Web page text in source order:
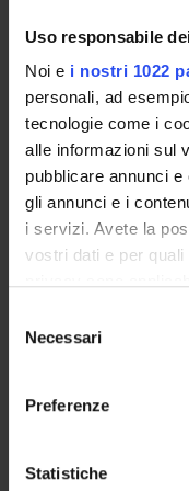
Uso responsabile
Noi e i nostri 1022
personali, ad
tecnologie come i
alle informazioni sul
pubblicare annunci
gli annunci e i
i servizi. Avete la
vostri dati e per
modificare o
momento dalla
raccogliere
delNecessari
Preferenze
Statistiche
GOVERNANCE
COMMISSIONI
UFFICI E
SERVIZI DI
STRUTTURE DEL
LABORATORI